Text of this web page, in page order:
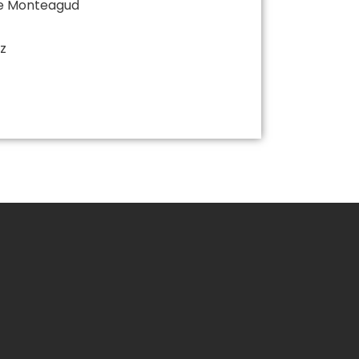
Monteagud